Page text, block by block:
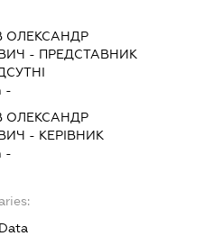
- ПРЕДСТАВНИК
-
- КЕРІВНИК
-